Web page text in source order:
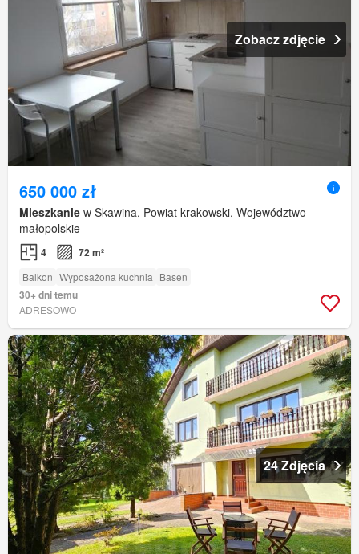
Zobacz zdjęcie
650 000 zł
Mieszkanie w Skawina, Powiat krakowski, Województwo
małopolskie
4 72 m²
Balkon Wyposażona kuchnia Basen
30+ dni temu
ADRESOWO
24 Zdjęcia